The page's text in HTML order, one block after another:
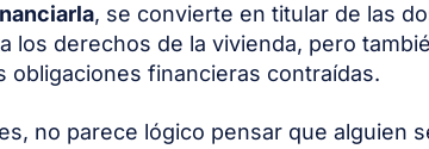
, se convierte en titular de las
los derechos de la vivienda, pero
obligaciones financieras contraídas.
no parece lógico pensar que alguien